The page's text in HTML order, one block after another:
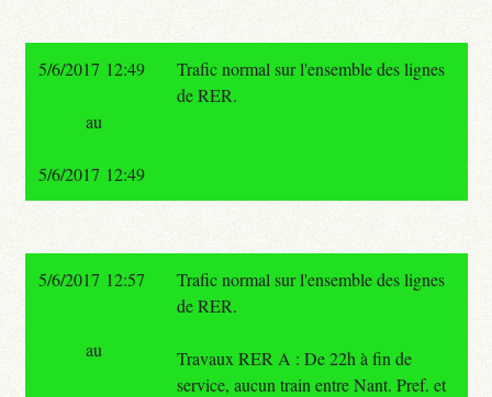
5/6/2017 12:49
Trafic normal sur l'ensemble des lignes
de RER.
au
5/6/2017 12:49
5/6/2017 12:57
Trafic normal sur l'ensemble des lignes
de RER.
Travaux RER A : De 22h à fin de
service, aucun train entre Nant. Pref. et
au